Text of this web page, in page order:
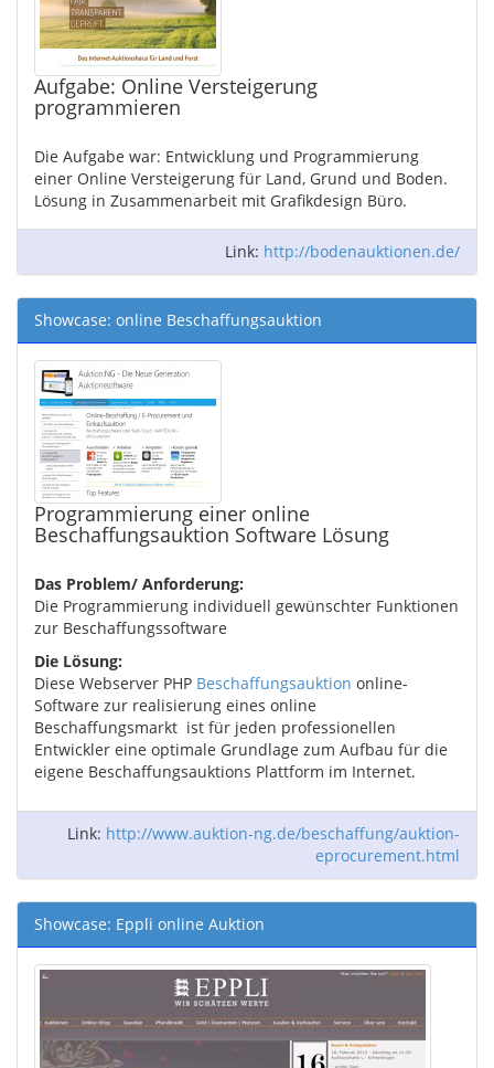
Aufgabe: Online Versteigerung
programmieren
Die Aufgabe war: Entwicklung und Programmierung
einer Online Versteigerung für Land, Grund und Boden.
Lösung in Zusammenarbeit mit Grafikdesign Büro.
Link: http://bodenauktionen.de/
Showcase: online Beschaffungsauktion
Programmierung einer online
Beschaffungsauktion Software Lösung
Das Problem/ Anforderung:
Die Programmierung individuell gewünschter Funktionen
zur Beschaffungssoftware
Die Lösung:
Diese Webserver PHP Beschaffungsauktion online-
Software zur realisierung eines online
Beschaffungsmarkt ist für jeden professionellen
Entwickler eine optimale Grundlage zum Aufbau für die
eigene Beschaffungsauktions Plattform im Internet.
Link: http://www.auktion-ng.de/beschaffung/auktion-
eprocurement.html
Showcase: Eppli online Auktion